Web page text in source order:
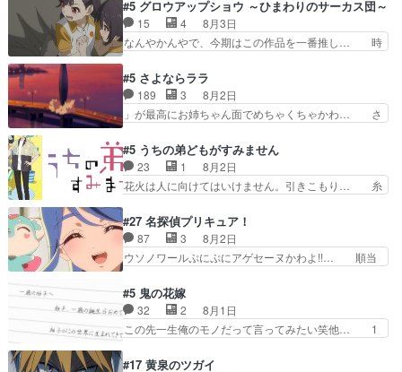
マン趣味ダダ漏れで好き… 期末試験が始まろうと
しておりスピカは対策… 能力鑑定胸像タリスマン
氏容姿も評価してし…
の関係に対して完全に「昔の女」とし… ルーシー
にデレるルディが完全に親バカで微… サラとは会
ってほしいちゃんとした別れ方し… サラは未練0
キャラモヤモヤする別れ方だ… 役で出演させてい
ただきました！よろしくお… 毎クールメインヒロ
インを好きになっちゃう…
#5 グロウアップショウ ～ひまわりのサーカス団～
15 4
8月3日
なんやかんやで、今期はこの作品を一番推し… 時
愛すぎるな楠木ともりちゃんのね… デフォルメさ
れた表情が特に多かったのが印… 葵＆茜の回も良
きでした。あの証拠写真、ひ… 互いが互いのこと
を想っているのにすれ違っ… 第５話をｄアニメス
んと練習したい〟と言… 本当この作品は「キャ
ラ」を活かすのがうま… みずかちゃんの介入で双
子の仲にヒビが………
#5 さよならララ
189 3
8月2日
」が最高にお姉ちゃん面でめちゃくちゃかわ… さ
を振り切ってみんなに謝ったララの思い… 仕事に
馴染めない辺り観ていて苦しいところ… ララちゃ
んの事情はもう少し皆に話して良い… ララと茉里
とで初のアルバイト。七転八倒し… 労働するプリ
てケーキ食べて、帰りにカメ… ララが働く事での
てんやわんや。働いて大変… 地道に働き人と関わ
る日々の中に愛を見いだ…
#5 うちの弟どもがすみません
23 1
8月2日
花火は人に向けてはいけません。引きこもり… 糸
お名前を見たんだけどあの中村大樹さん… 糸ちゃ
んカッケー、色んな意味でwゲームが… 姉から性
的興奮覚えてないよね？なんて言わ… テーマ：引
きこもりの理由感想は、久しぶり… 元ゲーマーな
んの距離感おかしいね(*´… 糸と源ははよ好きお
うとると言わんかい！引… ショウくんと対等に話
すためにゲームをする…
#27 名探偵プリキュア！
87 3
8月2日
ウソノワールぷにぷにアゲセーヌかわよ!!… 順当
取り戻し正式に探偵事務所で働き始め… ポワロ、
元ネタを解説して原作に誘導するの… くれあさん
の探偵としての初事件にしてちょ… ・急にクイズ
番組が始まったw・妖精ウソノ… るるかの助手だ
#5 鬼の花嫁
32 2
8月1日
この先一生俺のモノだって言ってみたい笑他… 1
さん柚子に18年分の誕生日プレゼント… 柚子は
#17 黄泉のツガイ